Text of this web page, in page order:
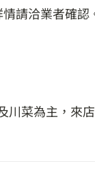
請洽業者確認
川菜為主，來